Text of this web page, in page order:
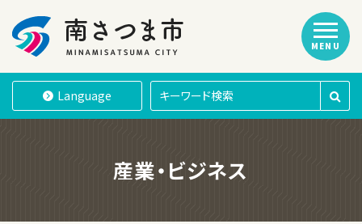
南さつま市
Language
MENU
産業・ビジネス